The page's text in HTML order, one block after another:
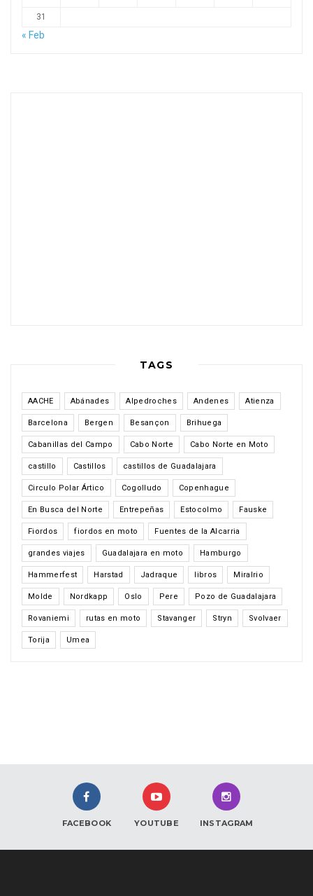
31
« Feb
TAGS
AACHE Abánades Alpedroches Andenes Atienza
Barcelona Bergen Besançon Brihuega
Cabanillas del Campo Cabo Norte Cabo Norte en Moto
castillo Castillos castillos de Guadalajara
Circulo Polar Ártico Cogolludo Copenhague
En Busca del Norte Entrepeñas Estocolmo Fauske
Fiordos fiordos en moto Fuentes de la Alcarria
grandes viajes Guadalajara en moto Hamburgo
Hammerfest Harstad Jadraque libros Miralrio
Molde Nordkapp Oslo Pere Pozo de Guadalajara
Rovaniemi rutas en moto Stavanger Stryn Svolvaer
Torija Umea
FACEBOOK YOUTUBE INSTAGRAM